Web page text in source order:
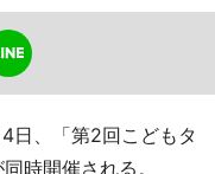
日、「第2回こどもタ
時開催される。